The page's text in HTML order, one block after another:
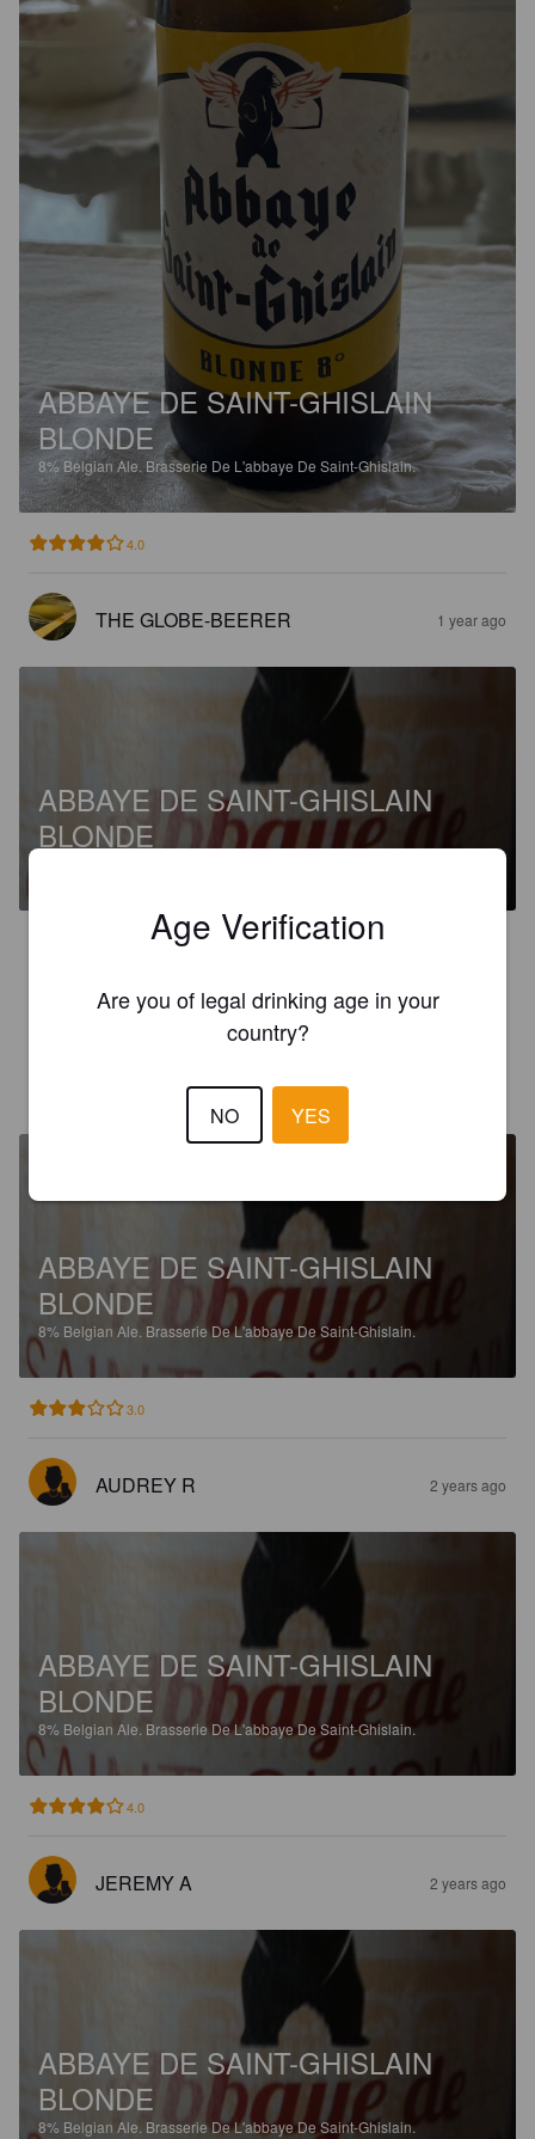
ABBAYE DE SAINT-GHISLAIN
BLONDE
8% Belgian Ale. Brasserie De L'abbaye De Saint-Ghislain.
4.0
THE GLOBE-BEERER 1 year ago
ABBAYE DE SAINT-GHISLAIN
BLONDE
peu plus amer…
ABBAYE DE SAINT-GHISLAIN
BLONDE
8% Belgian Ale. Brasserie De L'abbaye De Saint-Ghislain.
3.0
AUDREY R 2 years ago
ABBAYE DE SAINT-GHISLAIN
BLONDE
8% Belgian Ale. Brasserie De L'abbaye De Saint-Ghislain.
4.0
JEREMY A 2 years ago
ABBAYE DE SAINT-GHISLAIN
BLONDE
8% Belgian Ale. Brasserie De L'abbaye De Saint-Ghislain.
Age Verification
Are you of legal drinking age in your
country?
NO YES